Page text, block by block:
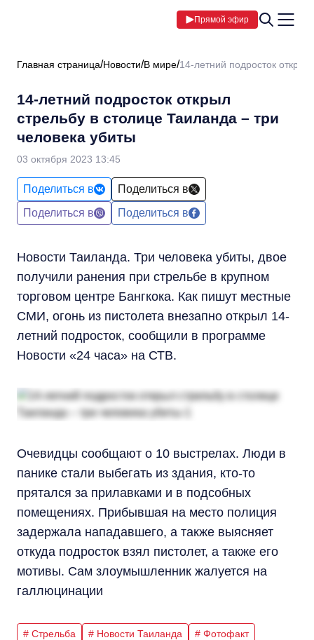
Прямой эфир
Главная страница Новости В мире 14-летний подросток
14-летний подросток открыл
стрельбу в столице Таиланда – три
человека убиты
03 октября 2023 13:45
Поделиться в
Поделиться в
Поделиться в
Поделиться в
Новости Таиланда. Три человека убиты, двое
получили ранения при стрельбе в крупном
торговом центре Бангкока. Как пишут местные
СМИ, огонь из пистолета внезапно открыл 14-
летний подросток, сообщили в программе
Новости «24 часа» на СТВ.
Очевидцы сообщают о 10 выстрелах. Люди в
панике стали выбегать из здания, кто-то
прятался за прилавками и в подсобных
помещениях. Прибывшая на место полиция
задержала нападавшего, а также выясняет
откуда подросток взял пистолет, а также его
мотивы. Сам злоумышленник жалуется на
галлюцинации
# Стрельба # Новости Таиланда # Фотофакт